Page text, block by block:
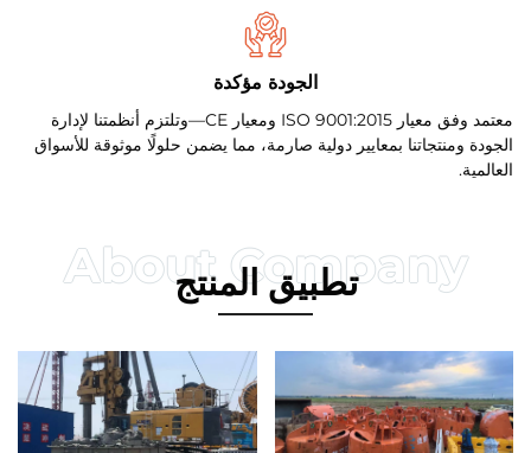
الجودة مؤكدة
معتمد وفق معيار ISO 9001:2015 ومعيار CE—وتلتزم أنظمتنا لإدارة
الجودة ومنتجاتنا بمعايير دولية صارمة، مما يضمن حلولًا موثوقة للأسواق
العالمية.
تطبيق المنتج